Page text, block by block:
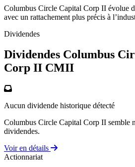
Columbus Circle Capital Corp II évolue
avec un rattachement plus précis à
Dividendes
Dividendes Columbus
Corp II CMII
Aucun dividende historique détecté
Columbus Circle Capital Corp II semble
dividendes.
Voir en détails
Actionnariat